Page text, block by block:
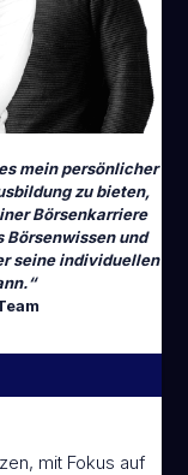
mein persönlicher
zu bieten,
Börsenkarriere
und
seine individuellen
mit Fokus auf